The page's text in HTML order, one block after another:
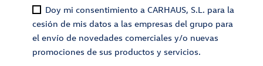
Doy mi consentimiento a CARHAUS, S.L. para la
cesión de mis datos a las empresas del grupo para
el envío de novedades comerciales y/o nuevas
promociones de sus productos y servicios.